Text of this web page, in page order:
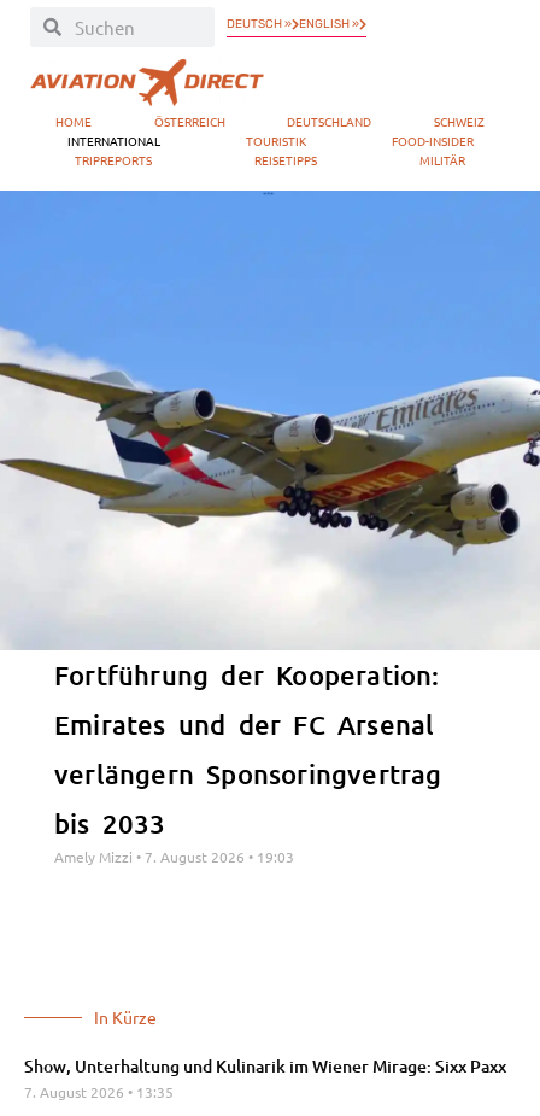
DEUTSCH » ENGLISH »
HOME ÖSTERREICH DEUTSCHLAND
SCHWEIZ
INTERNATIONAL
TOURISTIK
FOOD-INSIDER
TRIPREPORTS
REISETIPPS MILITÄR
Fortführung der Kooperation:
Emirates und der FC Arsenal
verlängern Sponsoringvertrag
bis 2033
Amely Mizzi 7. August 2026 19:03
In Kürze
Show, Unterhaltung und Kulinarik im Wiener Mirage: Sixx Paxx
7. August 2026 13:35